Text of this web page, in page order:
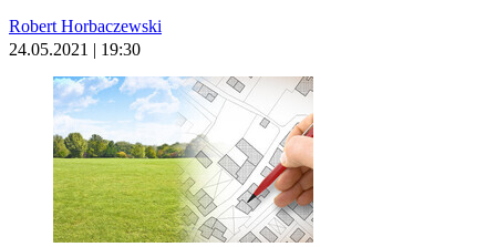
Robert Horbaczewski
24.05.2021 | 19:30